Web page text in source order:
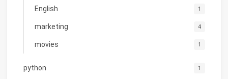
English 1
marketing 4
movies 1
python 1